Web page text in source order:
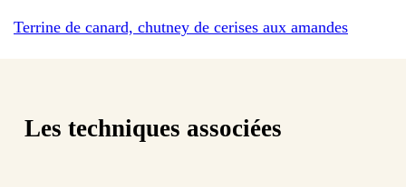
Terrine de canard, chutney de cerises aux amandes
Les techniques associées